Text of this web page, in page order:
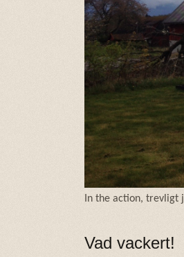
In the action, trevligt
Vad vackert!